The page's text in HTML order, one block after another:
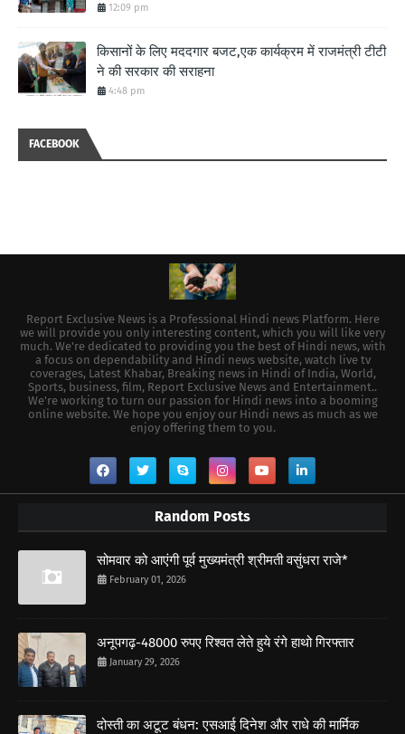
12:09 pm
किसानों के लिए मददगार बजट,एक कार्यक्रम में राजमंत्री टीटी
ने की सरकार की सराहना
4:48 pm
FACEBOOK
Report Exclusive News is a Professional Hindi news Platform. Here
we will provide you only interesting content, which you will like very
much. We're dedicated to providing you the best of Hindi news, with
a focus on dependability and Hindi news website, watch live tv
coverages, Latest Khabar, Breaking news in Hindi of India, World,
Sports, business, film, Report Exclusive News and Entertainment..
We're working to turn our passion for Hindi news into a booming
online website. We hope you enjoy our Hindi news as much as we
enjoy offering them to you.
Random Posts
सोमवार को आएंगी पूर्व मुख्यमंत्री श्रीमती वसुंधरा राजे*
February 01, 2026
अनूपगढ़-48000 रुपए रिश्वत लेते हुये रंगे हाथो गिरफ्तार
January 29, 2026
दोस्ती का अटूट बंधन: एसआई दिनेश और राधे की मार्मिक